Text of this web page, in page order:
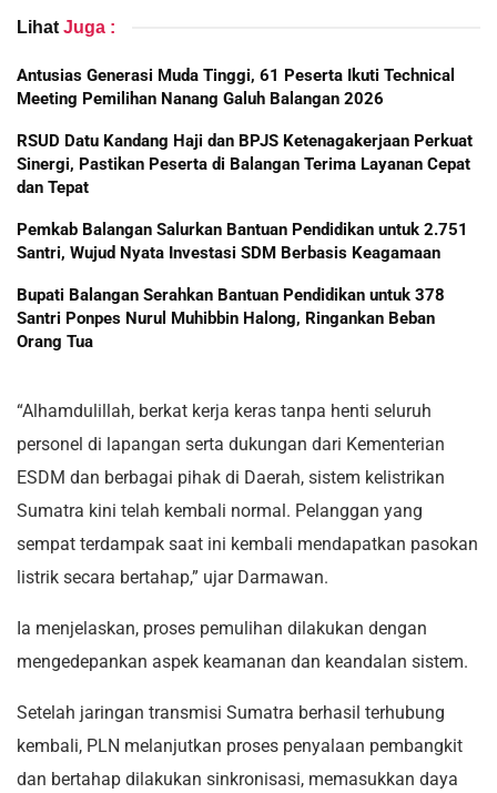
Lihat Juga :
Antusias Generasi Muda Tinggi, 61 Peserta Ikuti Technical
Meeting Pemilihan Nanang Galuh Balangan 2026
RSUD Datu Kandang Haji dan BPJS Ketenagakerjaan Perkuat
Sinergi, Pastikan Peserta di Balangan Terima Layanan Cepat
dan Tepat
Pemkab Balangan Salurkan Bantuan Pendidikan untuk 2.751
Santri, Wujud Nyata Investasi SDM Berbasis Keagamaan
Bupati Balangan Serahkan Bantuan Pendidikan untuk 378
Santri Ponpes Nurul Muhibbin Halong, Ringankan Beban
Orang Tua
“Alhamdulillah, berkat kerja keras tanpa henti seluruh
personel di lapangan serta dukungan dari Kementerian
ESDM dan berbagai pihak di Daerah, sistem kelistrikan
Sumatra kini telah kembali normal. Pelanggan yang
sempat terdampak saat ini kembali mendapatkan pasokan
listrik secara bertahap,” ujar Darmawan.
Ia menjelaskan, proses pemulihan dilakukan dengan
mengedepankan aspek keamanan dan keandalan sistem.
Setelah jaringan transmisi Sumatra berhasil terhubung
kembali, PLN melanjutkan proses penyalaan pembangkit
dan bertahap dilakukan sinkronisasi, memasukkan daya